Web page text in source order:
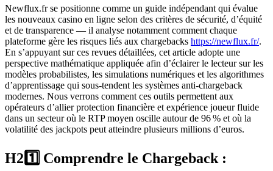
Newflux.fr se positionne comme un guide indépendant qui évalue
les nouveaux casino en ligne selon des critères de sécurité, d’équité
et de transparence — il analyse notamment comment chaque
plateforme gère les risques liés aux chargebacks https://newflux.fr/.
En s’appuyant sur ces revues détaillées, cet article adopte une
perspective mathématique appliquée afin d’éclairer le lecteur sur les
modèles probabilistes, les simulations numériques et les algorithmes
d’apprentissage qui sous‑tendent les systèmes anti‑chargeback
modernes. Nous verrons comment ces outils permettent aux
opérateurs d’allier protection financière et expérience joueur fluide
dans un secteur où le RTP moyen oscille autour de 96 % et où la
volatilité des jackpots peut atteindre plusieurs millions d’euros.
H21️⃣ Comprendre le Chargeback :